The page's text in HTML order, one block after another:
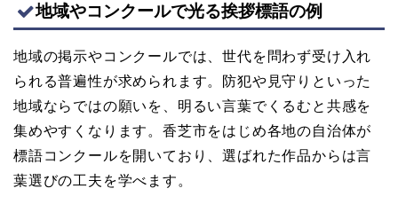
地域やコンクールで光る挨拶標語の例
地域の掲示やコンクールでは、世代を問わず受け入れ
られる普遍性が求められます。防犯や見守りといった
地域ならではの願いを、明るい言葉でくるむと共感を
集めやすくなります。香芝市をはじめ各地の自治体が
標語コンクールを開いており、選ばれた作品からは言
葉選びの工夫を学べます。